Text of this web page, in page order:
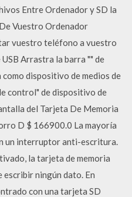
Entre Ordenador y SD la
Vuestro Ordenador
vuestro teléfono a vuestro
Arrastra la barra "" de
dispositivo de medios de
control" de dispositivo de
del Tarjeta De Memoria
D $ 166900.0 La mayoría
un interruptor anti-escritura.
la tarjeta de memoria
escribir ningún dato. En
con una tarjeta SD